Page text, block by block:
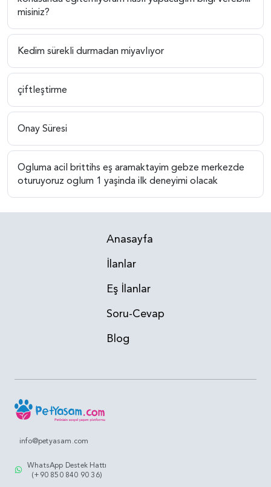
misiniz?
Kedim sürekli durmadan miyavlıyor
çiftleştirme
Onay Süresi
Ogluma acil brittihs eş aramaktayim gebze merkezde
oturuyoruz oglum 1 yaşinda ilk deneyimi olacak
Anasayfa
İlanlar
Eş İlanlar
Soru-Cevap
Blog
info@petyasam.com
WhatsApp Destek Hattı
(+90 850 840 90 36)